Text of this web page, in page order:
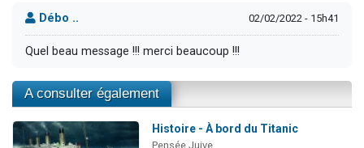
Débo .. 02/02/2022 - 15h41
Quel beau message !!! merci beaucoup !!!
A consulter également
Histoire - À bord du Titanic
Pensée Juive